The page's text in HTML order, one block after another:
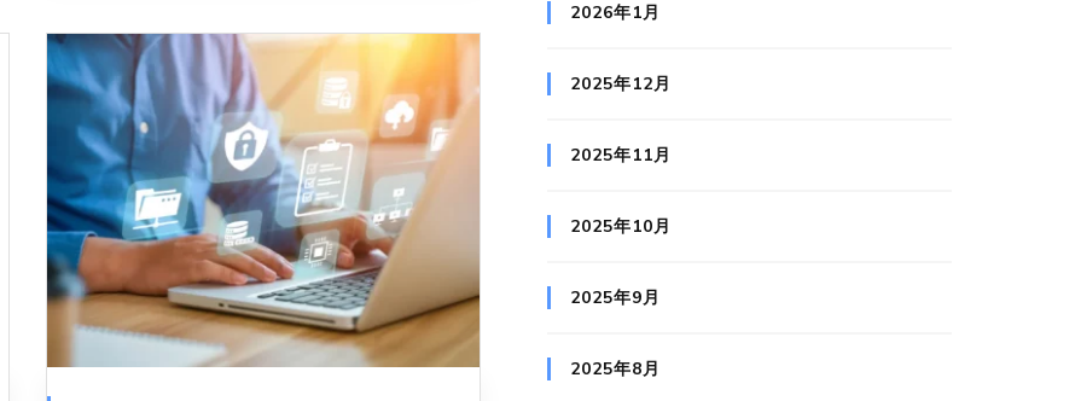
2026年1月
2025年12月
2025年11月
2025年10月
2025年9月
2025年8月